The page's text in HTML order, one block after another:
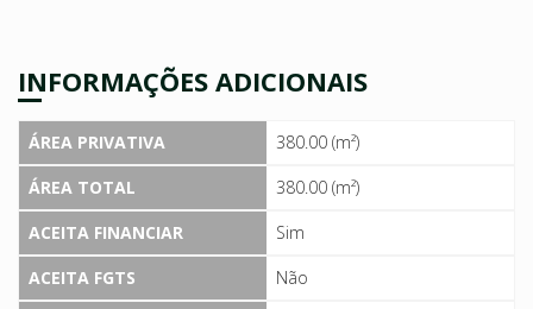
INFORMAÇÕES ADICIONAIS
ÁREA PRIVATIVA
380.00 (m²)
ÁREA TOTAL
380.00 (m²)
ACEITA FINANCIAR
Sim
ACEITA FGTS
Não